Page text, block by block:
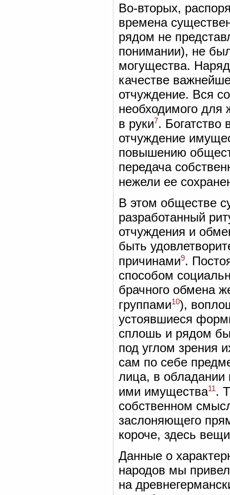
Во-вторых,
времена
рядом не
понимании), не
могущества.
качестве
отчуждение. Вся
необходимого для
в руки7.
отчуждение
повышению
передача
нежели ее
В этом обществе
разработанный
отчуждения и
быть
причинами9.
способом
брачного обмена
группами10),
устоявшиеся
сплошь и рядом
под углом зрения
сам по себе
лица, в обладании
ими имущества11.
собственном
заслоняющего
короче, здесь
Данные о
народов мы
на